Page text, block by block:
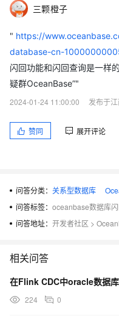
三颗橙子
" https://
database-cn-
闪回功能和闪回查询是一样
疑群OceanBase”"
2024-01-24 11:00:00
发布于
赞同 展开评论
问答分类： 关系型数据库
问答标签： oceanbase数据库
问答地址： 开发者社区 >
相关问答
在Flink CDC中oracle数据
224 0